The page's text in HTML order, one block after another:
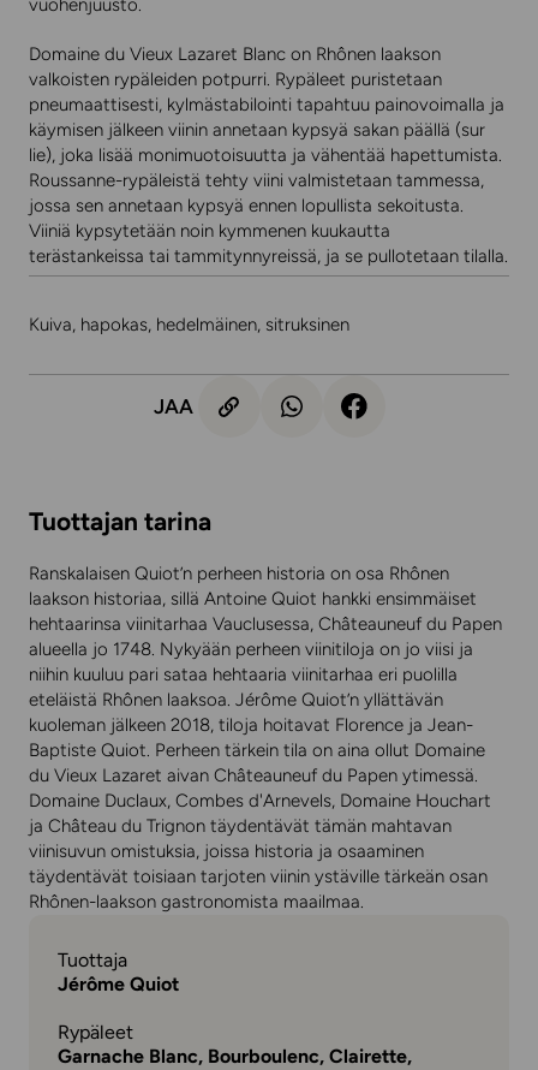
vuohenjuusto.
Domaine du Vieux Lazaret Blanc on Rhônen laakson
valkoisten rypäleiden potpurri. Rypäleet puristetaan
pneumaattisesti, kylmästabilointi tapahtuu painovoimalla ja
käymisen jälkeen viinin annetaan kypsyä sakan päällä (sur
lie), joka lisää monimuotoisuutta ja vähentää hapettumista.
Roussanne-rypäleistä tehty viini valmistetaan tammessa,
jossa sen annetaan kypsyä ennen lopullista sekoitusta.
Viiniä kypsytetään noin kymmenen kuukautta
terästankeissa tai tammitynnyreissä, ja se pullotetaan tilalla.
Kuiva, hapokas, hedelmäinen, sitruksinen
JAA
Tuottajan tarina
Ranskalaisen Quiot’n perheen historia on osa Rhônen
laakson historiaa, sillä Antoine Quiot hankki ensimmäiset
hehtaarinsa viinitarhaa Vauclusessa, Châteauneuf du Papen
alueella jo 1748. Nykyään perheen viinitiloja on jo viisi ja
niihin kuuluu pari sataa hehtaaria viinitarhaa eri puolilla
eteläistä Rhônen laaksoa. Jérôme Quiot’n yllättävän
kuoleman jälkeen 2018, tiloja hoitavat Florence ja Jean-
Baptiste Quiot. Perheen tärkein tila on aina ollut Domaine
du Vieux Lazaret aivan Châteauneuf du Papen ytimessä.
Domaine Duclaux, Combes d'Arnevels, Domaine Houchart
ja Château du Trignon täydentävät tämän mahtavan
viinisuvun omistuksia, joissa historia ja osaaminen
täydentävät toisiaan tarjoten viinin ystäville tärkeän osan
Rhônen-laakson gastronomista maailmaa.
Tuottaja
Jérôme Quiot
Rypäleet
Garnache Blanc, Bourboulenc, Clairette,